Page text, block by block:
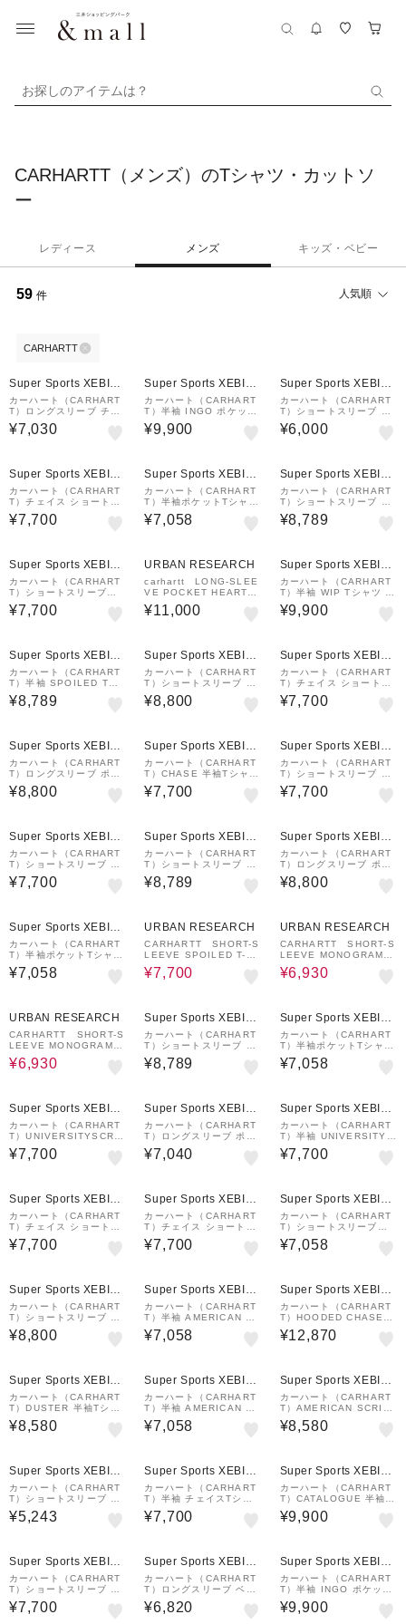
お探しのアイテムは？
CARHARTT（メンズ）のTシャツ・カットソ
ー
レディース メンズ キッズ・ベビー
59 件 人気順
CARHARTT
Super Sports XEBIO
&mall店
カーハート（CARHART
T）ロングスリーブ チェ
イスTシャツ I02639200
RXX24FW
¥7,030
Super Sports XEBIO
&mall店
カーハート（CARHART
T）半袖 INGO ポケット
Tシャツ I0344869MGD
25SS
¥9,900
Super Sports XEBIO
&mall店
カーハート（CARHART
T）ショートスリーブ A
MERICAN SCRIPT Tシ
ャツ I0299561ZDXX
¥6,000
Super Sports XEBIO
&mall店
カーハート（CARHART
T）チェイス ショートス
リーブTシャツ I026391
00RXX26SS
¥7,700
Super Sports XEBIO
&mall店
カーハート（CARHART
T）半袖ポケットTシャツ
I0304343IGXX26SS
¥7,058
Super Sports XEBIO
&mall店
カーハート（CARHART
T）ショートスリーブ WI
P3 Tシャツ I03619389
6026SS
¥8,789
Super Sports XEBIO
&mall店
カーハート（CARHART
T）ショートスリーブポ
ケットTシャツ I030434
02XX25SS
¥7,700
URBAN RESEARCH
carhartt LONG-SLEE
VE POCKET HEART T-
SHIRTS
¥11,000
Super Sports XEBIO
&mall店
カーハート（CARHART
T）半袖 WIP Tシャツ I0
346462Y2XX25SS
¥9,900
Super Sports XEBIO
&mall店
カーハート（CARHART
T）半袖 SPOILED Tシ
ャツ I03626002XX26S
S
¥8,789
Super Sports XEBIO
&mall店
カーハート（CARHART
T）ショートスリーブ ユ
ニバーシティ スクリプト
Tシャツ 半袖 I0361100
¥8,800
Super Sports XEBIO
&mall店
カーハート（CARHART
T）チェイス ショートス
リーブTシャツ I026391
3LRXX26SS
¥7,700
Super Sports XEBIO
&mall店
カーハート（CARHART
T）ロングスリーブ ポケ
ットTシャツ I03043702
XX24FW
¥8,800
Super Sports XEBIO
&mall店
カーハート（CARHART
T）CHASE 半袖Tシャツ
I02639122KXX
¥7,700
Super Sports XEBIO
&mall店
カーハート（CARHART
T）ショートスリーブ ポ
ケット Tシャツ I03043
41CXX
¥7,700
Super Sports XEBIO
&mall店
カーハート（CARHART
T）ショートスリーブ UN
IVERSITYSCRIPT Tシ
ャツ I0348520D2XX25
¥7,700
Super Sports XEBIO
&mall店
カーハート（CARHART
T）ショートスリーブ ネ
ルソン Tシャツ I02994
93IEGD26SS
¥8,789
Super Sports XEBIO
&mall店
カーハート（CARHART
T）ロングスリーブ ポケ
ット Tシャツ I0304378
9XX25FW
¥8,800
Super Sports XEBIO
&mall店
カーハート（CARHART
T）半袖ポケットTシャツ
I03043489XX26SS
¥7,058
URBAN RESEARCH
CARHARTT SHORT-S
LEEVE SPOILED T-SH
IRTS
¥7,700
URBAN RESEARCH
CARHARTT SHORT-S
LEEVE MONOGRAM T
-SHIRTS
¥6,930
URBAN RESEARCH
CARHARTT SHORT-S
LEEVE MONOGRAM T
-SHIRTS
¥6,930
Super Sports XEBIO
&mall店
カーハート（CARHART
T）ショートスリーブ WI
P3 Tシャツ I03619348
26026SS
¥8,789
Super Sports XEBIO
&mall店
カーハート（CARHART
T）半袖ポケットTシャツ
I0304343IQXX26SS
¥7,058
Super Sports XEBIO
&mall店
カーハート（CARHART
T）UNIVERSITYSCRIP
T 半袖Tシャツ I028991
00AXX
¥7,700
Super Sports XEBIO
&mall店
カーハート（CARHART
T）ロングスリーブ ポケ
ットTシャツ I03043729
NXX24FW
¥7,040
Super Sports XEBIO
&mall店
カーハート（CARHART
T）半袖 UNIVERSITYS
CRIPT Tシャツ I02899
122SXX
¥7,700
Super Sports XEBIO
&mall店
カーハート（CARHART
T）チェイス ショートス
リーブTシャツ I026391
00YXX26SS
¥7,700
Super Sports XEBIO
&mall店
カーハート（CARHART
T）チェイス ショートス
リーブTシャツ I026391
00FXX26SS
¥7,700
Super Sports XEBIO
&mall店
カーハート（CARHART
T）ショートスリーブア
メリカンスクリプトTシ
ャツ I02995602XX25S
¥7,058
Super Sports XEBIO
&mall店
カーハート（CARHART
T）ショートスリーブ ユ
ニバーシティ スクリプト
Tシャツ 半袖 I0361100
¥8,800
Super Sports XEBIO
&mall店
カーハート（CARHART
T）半袖 AMERICAN SC
RIPT Tシャツ I029956
89XX26SS
¥7,058
Super Sports XEBIO
&mall店
カーハート（CARHART
T）HOODED CHASE
スウェットシャツ I0263
8400MXX22FW
¥12,870
Super Sports XEBIO
&mall店
カーハート（CARHART
T）DUSTER 半袖Tシャ
ツ I030110NOXX22S
¥8,580
Super Sports XEBIO
&mall店
カーハート（CARHART
T）半袖 AMERICAN SC
RIPT Tシャツ I029956
02XX26SS
¥7,058
Super Sports XEBIO
&mall店
カーハート（CARHART
T）AMERICAN SCRIP
T 長袖Tシャツ I029955
07EXX22S
¥8,580
Super Sports XEBIO
&mall店
カーハート（CARHART
T）ショートスリーブ ベ
ースTシャツ I02626400
AXX
¥5,243
Super Sports XEBIO
&mall店
カーハート（CARHART
T）半袖 チェイスTシャ
ツ I02639100FXX25S
S
¥7,700
Super Sports XEBIO
&mall店
カーハート（CARHART
T）CATALOGUE 半袖T
シャツ I0346442X7XX
25SS
¥9,900
Super Sports XEBIO
&mall店
カーハート（CARHART
T）ショートスリーブ A
MERICAN SCRIPT Tシ
ャツ I02995602XX
¥7,700
Super Sports XEBIO
&mall店
カーハート（CARHART
T）ロングスリーブ ベー
ス Tシャツ I0262650D
2XX25FW
¥6,820
Super Sports XEBIO
&mall店
カーハート（CARHART
T）半袖 INGO ポケット
Tシャツ I034486E4GD
25SS
¥9,900